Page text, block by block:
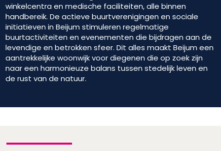
winkelcentra en medische faciliteiten, alle binnen
handbereik. De actieve buurtverenigingen en sociale
initiatieven in Beijum stimuleren regelmatige
buurtactiviteiten en evenementen die bijdragen aan de
levendige en betrokken sfeer. Dit alles maakt Beijum een
aantrekkelijke woonwijk voor diegenen die op zoek zijn
naar een harmonieuze balans tussen stedelijk leven en
de rust van de natuur.